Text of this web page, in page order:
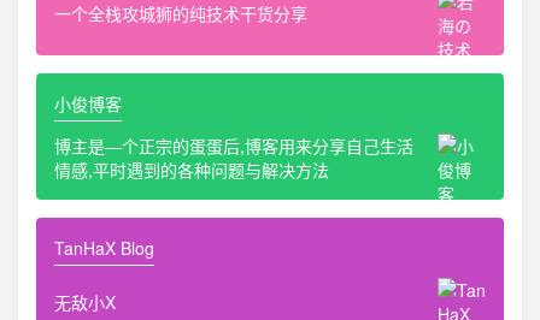
一个全栈攻城狮的纯技术干货分享
小俊博客
博主是—个正宗的蛋蛋后,博客用来分享自己生活
情感,平时遇到的各种问题与解决方法
TanHaX Blog
无敌小X